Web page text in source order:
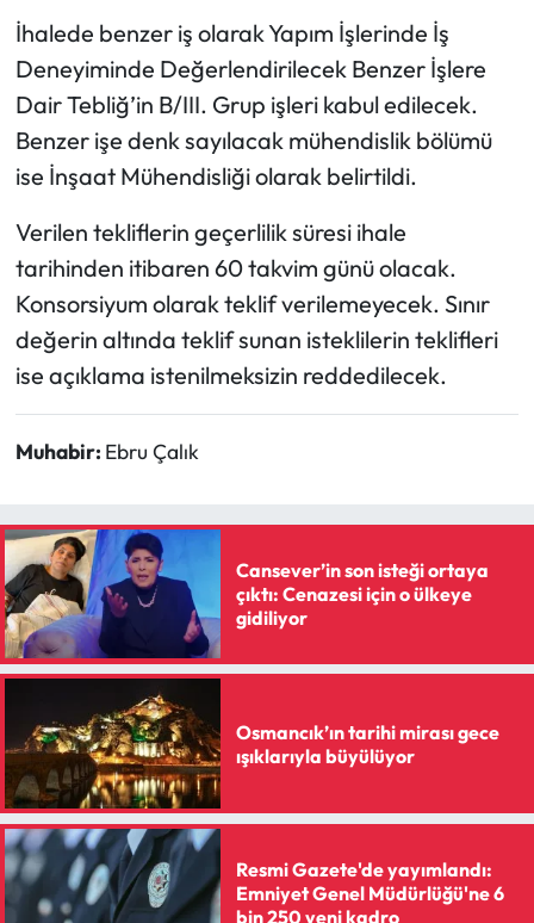
İhalede benzer iş olarak Yapım İşlerinde İş
Deneyiminde Değerlendirilecek Benzer İşlere
Dair Tebliğ’in B/III. Grup işleri kabul edilecek.
Benzer işe denk sayılacak mühendislik bölümü
ise İnşaat Mühendisliği olarak belirtildi.
Verilen tekliflerin geçerlilik süresi ihale
tarihinden itibaren 60 takvim günü olacak.
Konsorsiyum olarak teklif verilemeyecek. Sınır
değerin altında teklif sunan isteklilerin teklifleri
ise açıklama istenilmeksizin reddedilecek.
Muhabir: Ebru Çalık
Cansever’in son isteği ortaya
çıktı: Cenazesi için o ülkeye
gidiliyor
Osmancık’ın tarihi mirası gece
ışıklarıyla büyülüyor
Resmi Gazete'de yayımlandı:
Emniyet Genel Müdürlüğü'ne 6
bin 250 yeni kadro